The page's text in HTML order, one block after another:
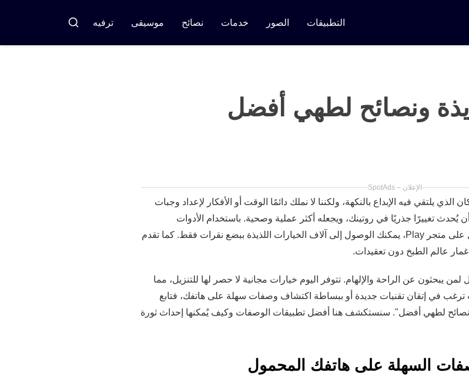
التطبيقات الصور خدمات نصائح موسيقى ترفيه بحث
ونصائح لطهي أفضل
الإعلان – SpotAds
يلتقي فيه الإبداع بالنكهة، ولكننا لا نملك دائمًا الوقت أو الأفكار لإعداد وجبات
تغييرًا جذريًا في روتينك، ويجعله أكثر عملية وصحية. باستخدام الأدوات
المناسبة، مثل تطبيقات الوصفات المتاحة للتنزيل على متجر Play، يمكنك الوصول إلى آلاف الخيارات اللذيذة ببضع نقرات فقط. كما تقدم
عالم الطبخ دون تعقيدات.
يبحثون عن الراحة والإلهام. تتوفر اليوم خيارات مجانية لا حصر لها للتنزيل، مما
ترغب في إتقان تقنيات جديدة أو ببساطة اكتشاف وصفات سهلة على هاتفك، فتابع
نصائح لطهي أفضل". سنستكشف هنا أفضل تطبيقات الوصفات وكيف يُمكنها إحداث ثورة
السهلة على هاتفك المحمول